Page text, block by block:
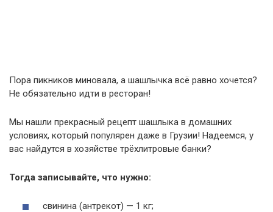
Пора пикников миновала, а шашлычка всё равно хочется?
Не обязательно идти в ресторан!
Мы нашли прекрасный рецепт шашлыка в домашних
условиях, который популярен даже в Грузии! Надеемся, у
вас найдутся в хозяйстве трёхлитровые банки?
Тогда записывайте, что нужно:
свинина (антрекот) — 1 кг;